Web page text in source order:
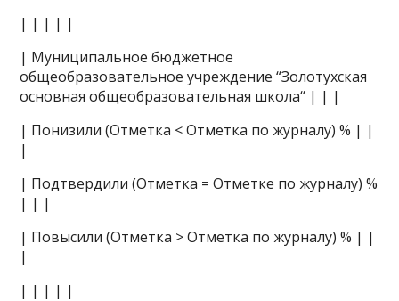
| | | | |
| Муниципальное бюджетное
общеобразовательное учреждение “Золотухская
основная общеобразовательная школа“ | | |
| Понизили (Отметка < Отметка по журналу) % | |
|
| Подтвердили (Отметка = Отметке по журналу) %
| | |
| Повысили (Отметка > Отметка по журналу) % | |
|
| | | | |